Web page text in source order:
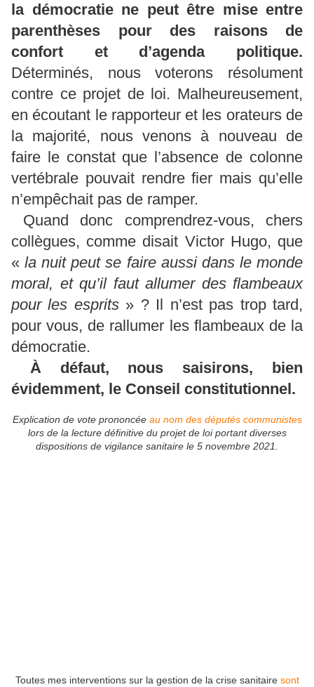
la démocratie ne peut être mise entre
parenthèses pour des raisons de
confort et d’agenda politique.
Déterminés, nous voterons résolument
contre ce projet de loi. Malheureusement,
en écoutant le rapporteur et les orateurs de
la majorité, nous venons à nouveau de
faire le constat que l’absence de colonne
vertébrale pouvait rendre fier mais qu’elle
n’empêchait pas de ramper.
Quand donc comprendrez-vous, chers
collègues, comme disait Victor Hugo, que
«la nuit peut se faire aussi dans le monde
moral, et qu’il faut allumer des flambeaux
pour les esprits» ? Il n’est pas trop tard,
pour vous, de rallumer les flambeaux de la
démocratie.
À défaut, nous saisirons, bien
évidemment, le Conseil constitutionnel.
Explication de vote prononcée au nom des députés communistes
lors de la lecture définitive du projet de loi portant diverses
dispositions de vigilance sanitaire le 5 novembre 2021.
Toutes mes interventions sur la gestion de la crise sanitaire sont